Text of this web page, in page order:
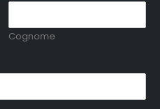
Cognome